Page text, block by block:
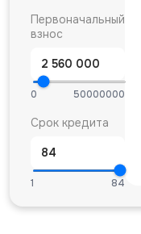
Первоначальный
взнос
0 50000000
Срок кредита
1 84